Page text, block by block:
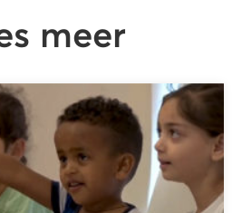
meer